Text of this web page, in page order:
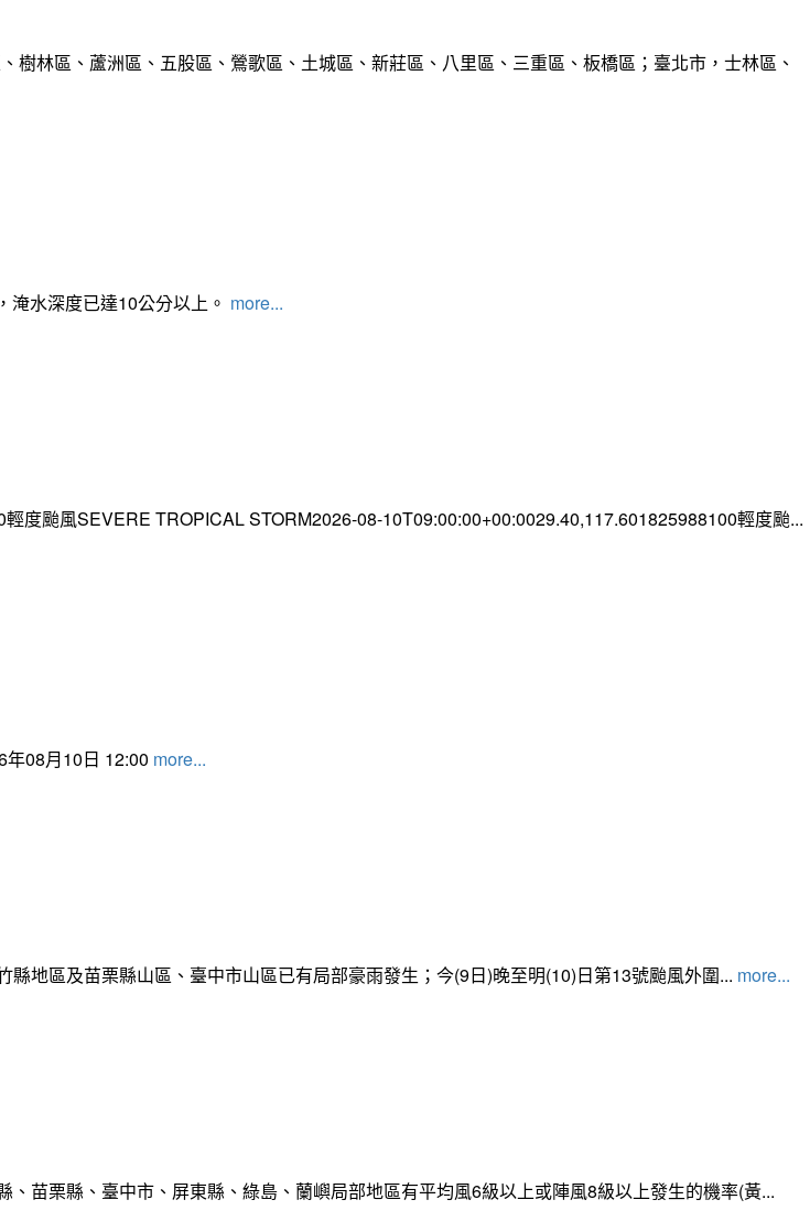
林區、蘆洲區、五股區、鶯歌區、土城區、新莊區、八里區、三重區、板橋區；臺北市，士林區、
水深度已達10公分以上。​​​ more...
度颱風SEVERE TROPICAL STORM2026-08-10T09:00:00+00:0029.40,117.601825988100輕度颱...
08月10日 12:00 more...
地區及苗栗縣山區、臺中市山區已有局部豪雨發生；今(9日)晚至明(10)日第13號颱風外圍... more...
苗栗縣、臺中市、屏東縣、綠島、蘭嶼局部地區有平均風6級以上或陣風8級以上發生的機率(黃...